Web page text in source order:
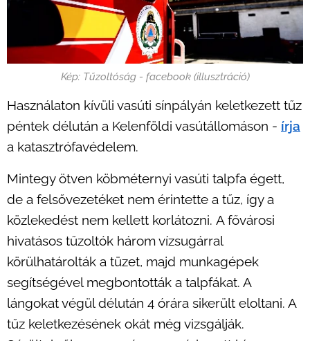
Kép: Tűzoltóság - facebook (illusztráció)
Használaton kívüli vasúti sínpályán keletkezett tűz
péntek délután a Kelenföldi vasútállomáson - írja
a katasztrófavédelem.
Mintegy ötven köbméternyi vasúti talpfa égett,
de a felsővezetéket nem érintette a tűz, így a
közlekedést nem kellett korlátozni. A fővárosi
hivatásos tűzoltók három vízsugárral
körülhatárolták a tüzet, majd munkagépek
segítségével megbontották a talpfákat. A
lángokat végül délután 4 órára sikerült eloltani. A
tűz keletkezésének okát még vizsgálják.